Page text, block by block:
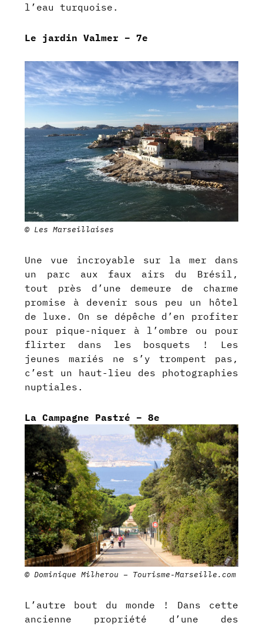
l’eau turquoise.
Le jardin Valmer – 7e
© Les Marseillaises
Une vue incroyable sur la mer dans
un parc aux faux airs du Brésil,
tout près d’une demeure de charme
promise à devenir sous peu un hôtel
de luxe. On se dépêche d’en profiter
pour pique-niquer à l’ombre ou pour
flirter dans les bosquets ! Les
jeunes mariés ne s’y trompent pas,
c’est un haut-lieu des photographies
nuptiales.
La Campagne Pastré – 8e
© Dominique Milherou – Tourisme-Marseille.com
L’autre bout du monde ! Dans cette
ancienne propriété d’une des